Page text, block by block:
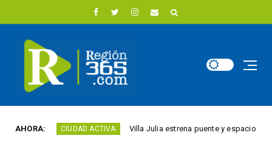
AHORA:
CIUDAD ACTIVA Villa Julia estrena puente y espacios